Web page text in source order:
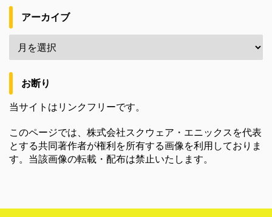
アーカイブ
お断り
当サイトはリンクフリーです。
このページでは、株式会社スクウェア・エニックスを代表
とする共同著作者が権利を所有する画像を利用しておりま
す。当該画像の転載・配布は禁止いたします。